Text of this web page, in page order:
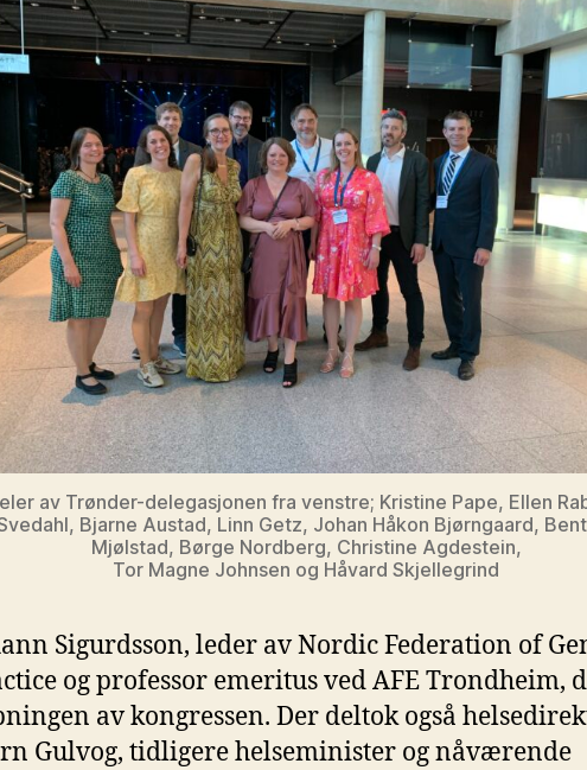
av Trønder-delegasjonen fra venstre; Kristine Pape, Ellen
Bjarne Austad, Linn Getz, Johan Håkon Bjørngaard,
Mjølstad, Børge Nordberg, Christine Agdestein,
Tor Magne Johnsen og Håvard Skjellegrind
Sigurdsson, leder av Nordic Federation of
og professor emeritus ved AFE Trondheim,
av kongressen. Der deltok også
Gulvog, tidligere helseminister og nåværende